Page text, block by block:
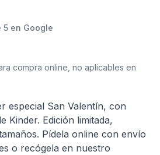
5 en Google
compra online, no aplicables en
especial San Valentín, con
Kinder. Edición limitada,
Pídela online con envío
o recógela en nuestro